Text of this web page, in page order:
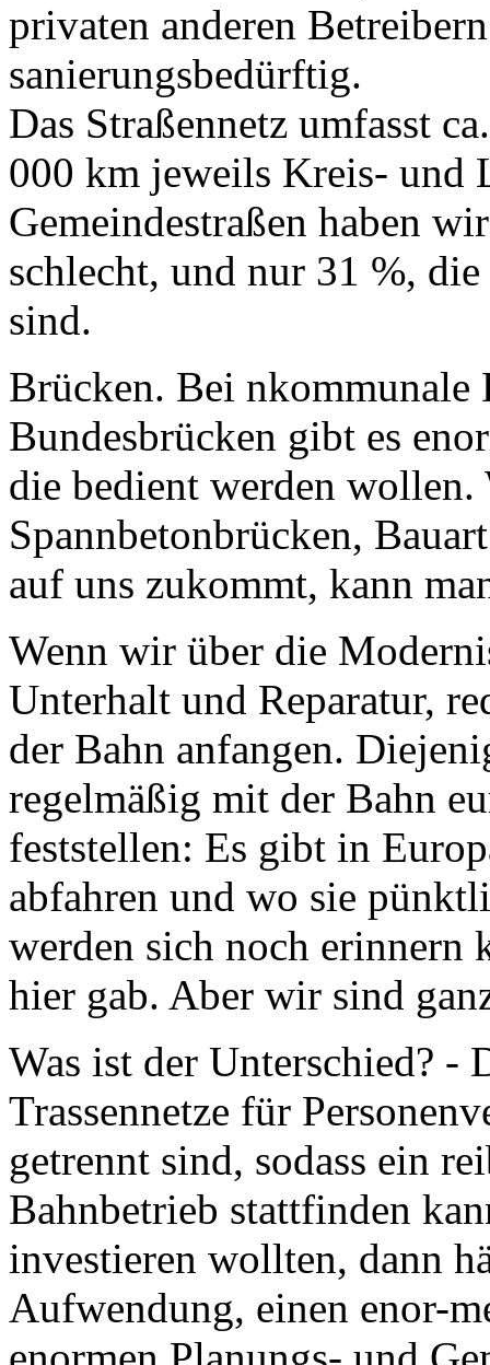
privaten anderen
sanierungsbedürftig.
Das Straßennetz umfasst
000 km jeweils Kreis- und
Gemeindestraßen haben
schlecht, und nur 31 %,
sind.
Brücken. Bei nkommunale
Bundesbrücken gibt es
die bedient werden wollen.
Spannbetonbrücken,
auf uns zukommt, kann
Wenn wir über die
Unterhalt und Reparatur,
der Bahn anfangen.
regelmäßig mit der Bahn
feststellen: Es gibt in
abfahren und wo sie
werden sich noch erinnern
hier gab. Aber wir sind
Was ist der Unterschied? -
Trassennetze für
getrennt sind, sodass ein
Bahnbetrieb stattfinden
investieren wollten, dann
Aufwendung, einen enor-